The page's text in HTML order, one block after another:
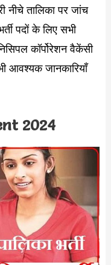
नीचे तालिका पर जांच
पदों के लिए सभी
कॉर्पोरेशन वैकेंसी
जानकारियाँ
2024